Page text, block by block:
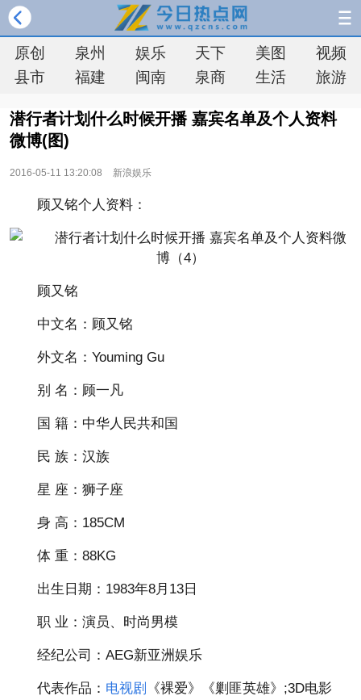
原创 泉州 娱乐 天下 美图
视频
县市
福建 闽南 泉商 生活 旅游
潜行者计划什么时候开播 嘉宾名单及个人资料
微博(图)
2016-05-11 13:20:08 新浪娱乐
顾又铭个人资料：
顾又铭
中文名：顾又铭
外文名：Youming Gu
别 名：顾一凡
国 籍：中华人民共和国
民 族：汉族
星 座：狮子座
身 高：185CM
体 重：88KG
出生日期：1983年8月13日
职 业：演员、时尚男模
经纪公司：AEG新亚洲娱乐
代表作品： 电视剧
《裸爱》《剿匪英雄》;3D电影